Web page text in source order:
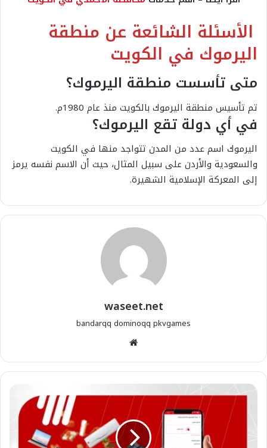
الأسئلة الشائعة عن منطقة
اليرموك في الكويت
متى تأسست منطقة اليرموك؟
تم تأسيس منطقة اليرموك بالكويت منذ عام 1980م.
في أي دولة تقع اليرموك؟
اليرموك اسم عدد من المدن تتواجد منها في الكويت
والسعودية والأردن على سبيل المثال، حيث أن الاسم نفسه يرمز
إلى المعركة الإسلامية الشهيرة.
waseet.net
bandarqq dominoqq pkvgames